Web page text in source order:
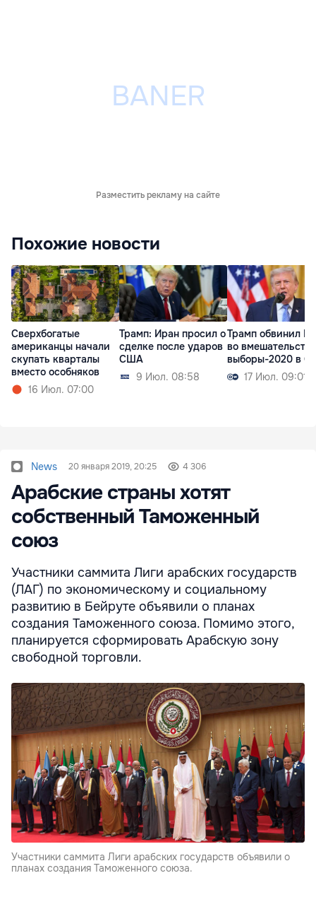
Разместить рекламу на сайте
Похожие новости
Сверхбогатые
американцы начали
скупать кварталы
вместо особняков
16 Июл. 07:00
Трамп: Иран просил о
сделке после ударов
США
9 Июл. 08:58
Трамп обвинил
во
выборы-2020 в
17 Июл. 09:01
News 20 января 2019, 20:25 4 306
Арабские страны хотят
собственный Таможенный
союз
Участники саммита Лиги арабских государств
(ЛАГ) по экономическому и социальному
развитию в Бейруте объявили о планах
создания Таможенного союза. Помимо этого,
планируется сформировать Арабскую зону
свободной торговли.
Участники саммита Лиги арабских государств объявили о
планах создания Таможенного союза.